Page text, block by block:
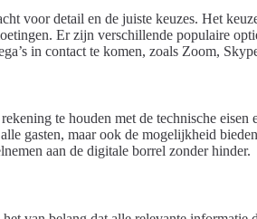
voor detail en de juiste keuzes. Het
Er zijn verschillende populaire
in contact te komen, zoals Zoom,
te houden met de technische eisen
gasten, maar ook de mogelijkheid
aan de digitale borrel zonder hinder.